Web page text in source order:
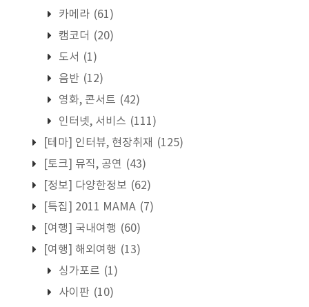
카메라 (61)
캠코더 (20)
도서 (1)
음반 (12)
영화, 콘서트 (42)
인터넷, 서비스 (111)
[테마] 인터뷰, 현장취재 (125)
[토크] 뮤직, 공연 (43)
[정보] 다양한정보 (62)
[특집] 2011 MAMA (7)
[여행] 국내여행 (60)
[여행] 해외여행 (13)
싱가포르 (1)
사이판 (10)